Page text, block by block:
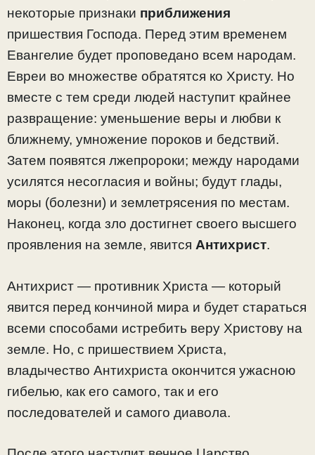
некоторые признаки приближения
пришествия Господа. Перед этим временем
Евангелие будет проповедано всем народам.
Евреи во множестве обратятся ко Христу. Но
вместе с тем среди людей наступит крайнее
развращение: уменьшение веры и любви к
ближнему, умножение пороков и бедствий.
Затем появятся лжепророки; между народами
усилятся несогласия и войны; будут глады,
моры (болезни) и землетрясения по местам.
Наконец, когда зло достигнет своего высшего
проявления на земле, явится Антихрист.
Антихрист — противник Христа — который
явится перед кончиной мира и будет стараться
всеми способами истребить веру Христову на
земле. Но, с пришествием Христа,
владычество Антихриста окончится ужасною
гибелью, как его самого, так и его
последователей и самого диавола.